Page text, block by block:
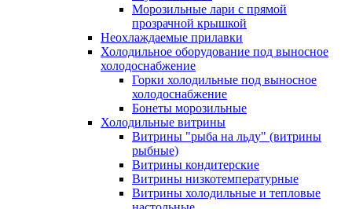
Морозильные лари с прямой
прозрачной крышкой
Неохлаждаемые прилавки
Холодильное оборудование под выносное
холодоснабжение
Горки холодильные под выносное
холодоснабжение
Бонеты морозильные
Холодильные витрины
Витрины "рыба на льду" (витрины
рыбные)
Витрины кондитерские
Витрины низкотемпературные
Витрины холодильные и тепловые